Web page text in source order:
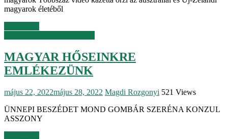
magyarok életéből
MAGYAR HŐSEINKRE
EMLÉKEZÜNK
május 22, 2022május 28, 2022 Magdi Rozgonyi 521 Views
ÜNNEPI BESZÉDET MOND GOMBÁR SZERÉNA KONZUL
ASSZONY